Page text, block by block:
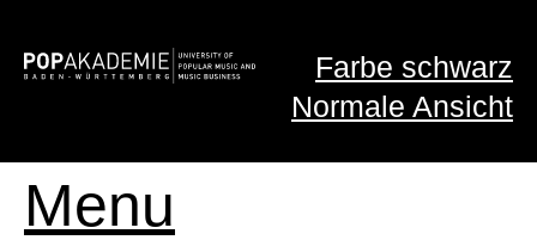
Farbe schwarz
Normale Ansicht
Menu